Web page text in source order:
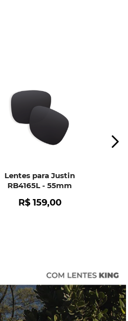
Lentes para Justin
RB4165L - 55mm
R$ 159,00